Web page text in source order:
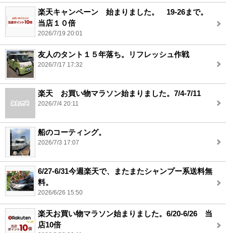
楽天キャンペーン 始まりました。 19-26まで。
当店１０倍
2026/7/19 20:01
友人のタント１５年落ち。リフレッシュ作戦
2026/7/17 17:32
楽天 お買い物マラソン始まりました。7/4-7/11
2026/7/4 20:11
船のコーティング。
2026/7/3 17:07
6/27-6/31今週楽天で、またまたシャンプー系送料無
料。
2026/6/26 15:50
楽天お買い物マラソン始まりました。6/20-6/26 当
店10倍